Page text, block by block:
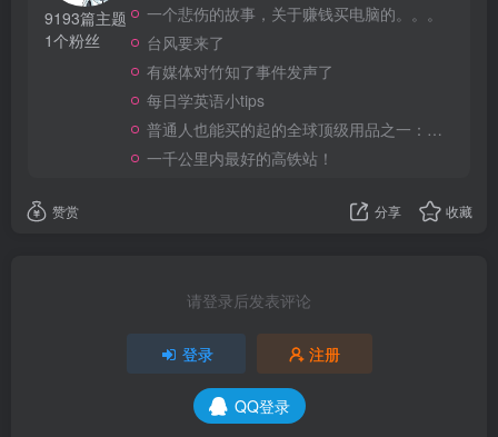
9193篇主题
1个粉丝
一个悲伤的故事，关于赚钱买电脑的。。。
台风要来了
有媒体对竹知了事件发声了
每日学英语小tips
普通人也能买的起的全球顶级用品之一：WD-40润滑除锈剂！
一千公里内最好的高铁站！
赞赏 分享 收藏
请登录后发表评论
登录 注册
QQ登录